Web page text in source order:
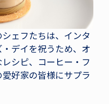
ェフたちは、インタ
デイを祝うため、オ
シピ、コーヒー・フ
好家の皆様にサプラ